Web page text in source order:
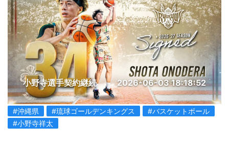
小野寺選手契約継続 2026-06-03 18:18:52
#沖縄県 #琉球ゴールデンキングス
#バスケットボール
#小野寺祥太